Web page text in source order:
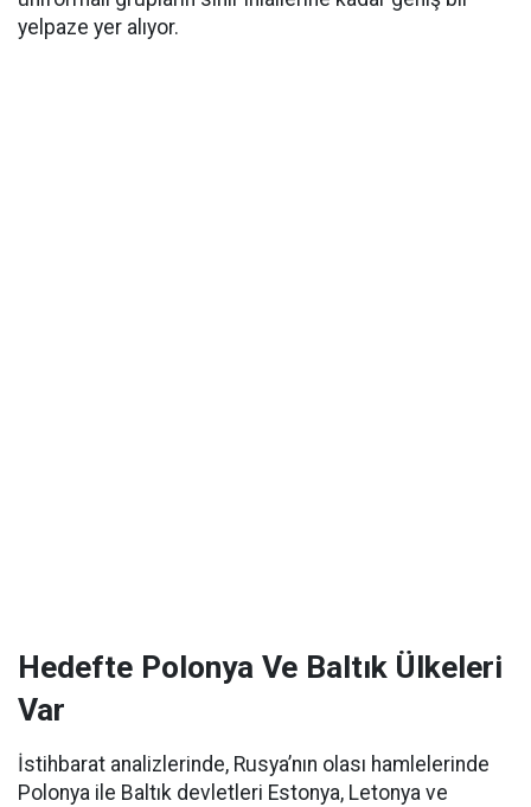
yelpaze yer alıyor.
Hedefte Polonya Ve Baltık Ülkeleri
Var
İstihbarat analizlerinde, Rusya’nın olası hamlelerinde
Polonya ile Baltık devletleri Estonya, Letonya ve